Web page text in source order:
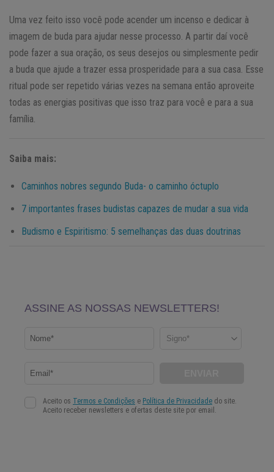
Uma vez feito isso você pode acender um incenso e dedicar à
imagem de buda para ajudar nesse processo. A partir daí você
pode fazer a sua oração, os seus desejos ou simplesmente pedir
a buda que ajude a trazer essa prosperidade para a sua casa. Esse
ritual pode ser repetido várias vezes na semana então aproveite
todas as energias positivas que isso traz para você e para a sua
família.
Saiba mais:
Caminhos nobres segundo Buda- o caminho óctuplo
7 importantes frases budistas capazes de mudar a sua vida
Budismo e Espiritismo: 5 semelhanças das duas doutrinas